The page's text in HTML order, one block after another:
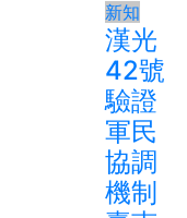
新知
漢光
42號
驗證
軍民
協調
機制